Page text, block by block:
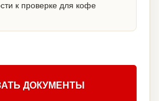
к проверке для кофе
ДОКУМЕНТЫ